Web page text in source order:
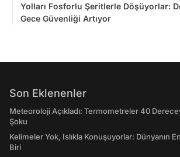
Yolları Fosforlu Şeritlerle Döşüyorlar:
Gece Güvenliği Artıyor
Son Eklenenler
Meteoroloji Açıkladı: Termometreler 40
Şoku
Kelimeler Yok, Islıkla Konuşuyorlar: Dünyanın En
Biri